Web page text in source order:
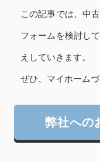
この記事では、中
フォームを検討し
えしていきます。
ぜひ、マイホーム
弊社への